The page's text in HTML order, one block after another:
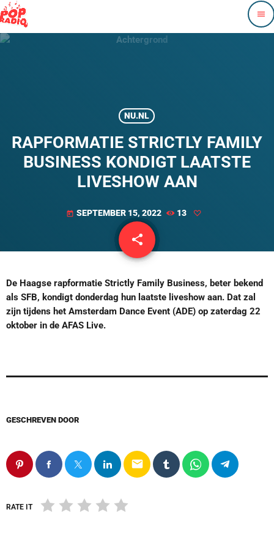
menu
NU.NL
RAPFORMATIE STRICTLY FAMILY
BUSINESS KONDIGT LAATSTE
LIVESHOW AAN
today SEPTEMBER 15, 2022 13
share
email
De Haagse rapformatie Strictly Family Business, beter bekend
als SFB, kondigt donderdag hun laatste liveshow aan. Dat zal
zijn tijdens het Amsterdam Dance Event (ADE) op zaterdag 22
oktober in de AFAS Live.
GESCHREVEN DOOR
email
RATE IT